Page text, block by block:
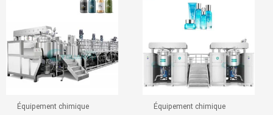
Équipement chimique Équipement chimique